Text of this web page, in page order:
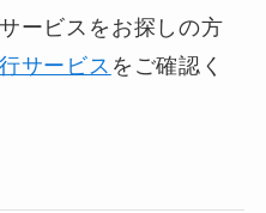
ービスをお探しの方
サービス をご確認く